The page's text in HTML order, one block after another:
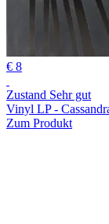
€ 8
Zustand Sehr gut
Vinyl LP -
Zum Produkt